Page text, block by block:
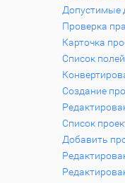
Допустимые
Проверка
Карточка
Список
Создание
Список
Добавить